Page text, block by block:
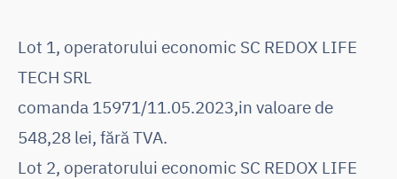
Lot 1, operatorului economic SC REDOX LIFE
TECH SRL
comanda 15971/11.05.2023,in valoare de
548,28 lei, fără TVA.
Lot 2, operatorului economic SC REDOX LIFE